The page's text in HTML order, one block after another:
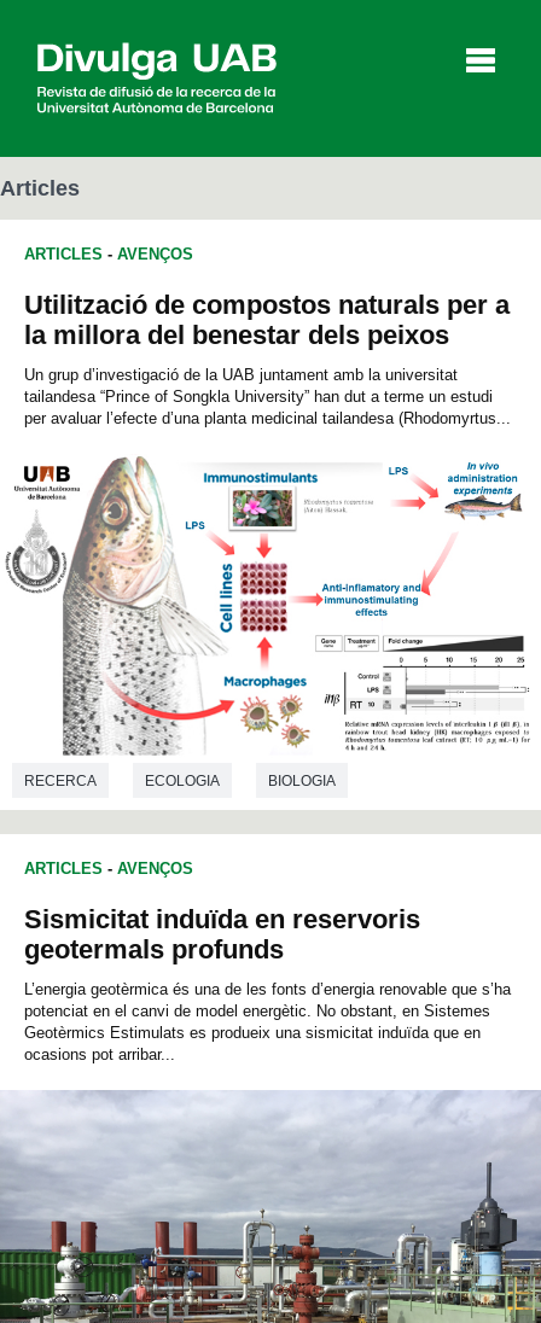
Articles Entrevistes
Agenda
English
CERCAR
Articles
ARTICLES - AVENÇOS
Utilització de compostos naturals per a
la millora del benestar dels peixos
Un grup d’investigació de la UAB juntament amb la universitat
tailandesa “Prince of Songkla University” han dut a terme un estudi
per avaluar l’efecte d’una planta medicinal tailandesa (Rhodomyrtus...
RECERCA ECOLOGIA BIOLOGIA
ARTICLES - AVENÇOS
Sismicitat induïda en reservoris
geotermals profunds
L’energia geotèrmica és una de les fonts d’energia renovable que s’ha
potenciat en el canvi de model energètic. No obstant, en Sistemes
Geotèrmics Estimulats es produeix una sismicitat induïda que en
ocasions pot arribar...